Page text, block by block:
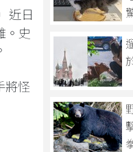
近日
。史
將怪